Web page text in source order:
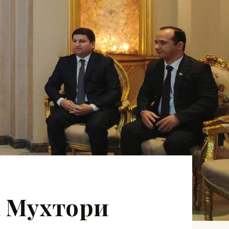
Мухтори